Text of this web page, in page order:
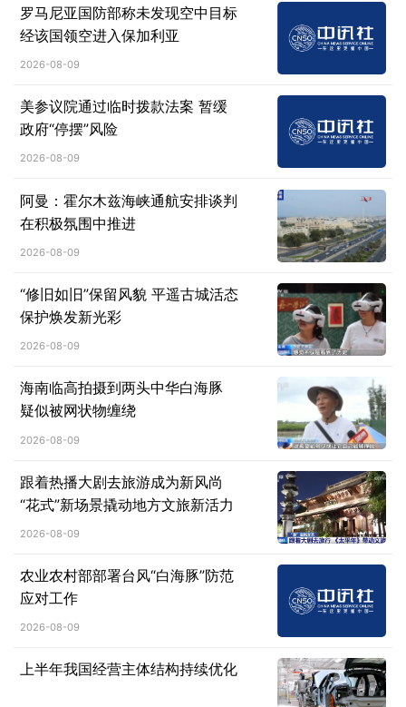
罗马尼亚国防部称未发现空中目标
经该国领空进入保加利亚
2026-08-09
美参议院通过临时拨款法案 暂缓
政府“停摆”风险
2026-08-09
阿曼：霍尔木兹海峡通航安排谈判
在积极氛围中推进
2026-08-09
“修旧如旧”保留风貌 平遥古城活态
保护焕发新光彩
2026-08-09
海南临高拍摄到两头中华白海豚
疑似被网状物缠绕
2026-08-09
跟着热播大剧去旅游成为新风尚
“花式”新场景撬动地方文旅新活力
2026-08-09
农业农村部部署台风“白海豚”防范
应对工作
2026-08-09
上半年我国经营主体结构持续优化